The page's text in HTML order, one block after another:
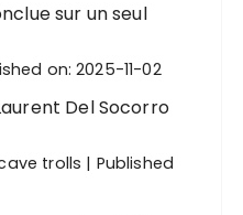
sur un seul
on: 2025-11-02
Del Socorro
trolls
Published